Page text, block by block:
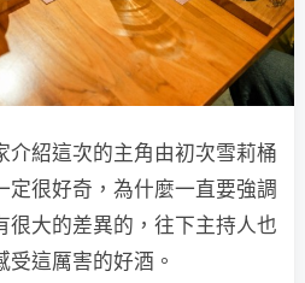
介紹這次的主角由初次雪莉桶
定很好奇，為什麼一直要強調
很大的差異的，往下主持人也
這厲害的好酒。